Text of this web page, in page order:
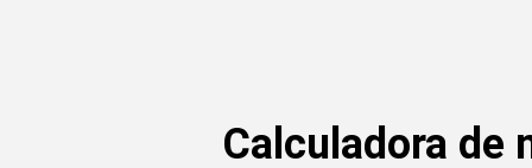
Calculadora de